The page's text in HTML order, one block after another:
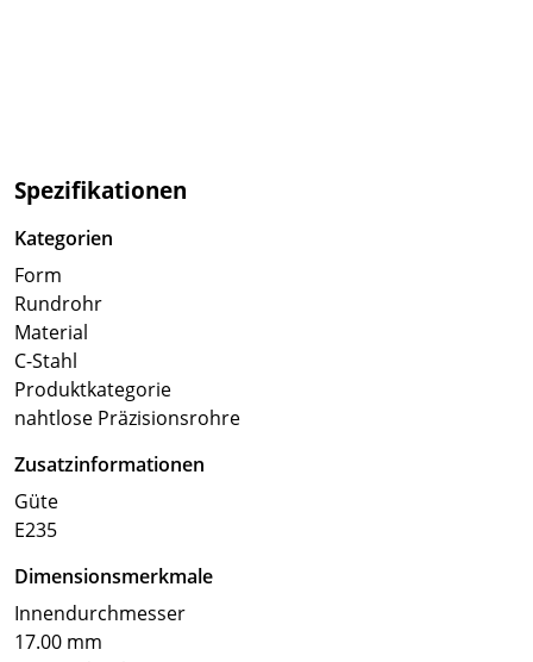
Spezifikationen
Kategorien
Form
Rundrohr
Material
C-Stahl
Produktkategorie
nahtlose Präzisionsrohre
Zusatzinformationen
Güte
E235
Dimensionsmerkmale
Innendurchmesser
17.00 mm